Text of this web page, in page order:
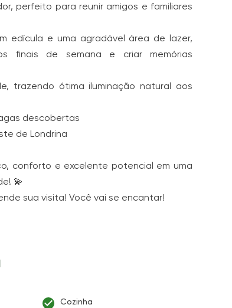
perfeito para reunir amigos e familiares
edícula e uma agradável área de lazer,
finais de semana e criar memórias
trazendo ótima iluminação natural aos
descobertas
de Londrina
conforto e excelente potencial em uma
💫
sua visita! Você vai se encantar!
Cozinha